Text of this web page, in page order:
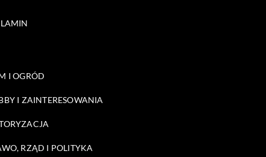
I OGRÓD
I ZAINTERESOWANIA
RZĄD I POLITYKA